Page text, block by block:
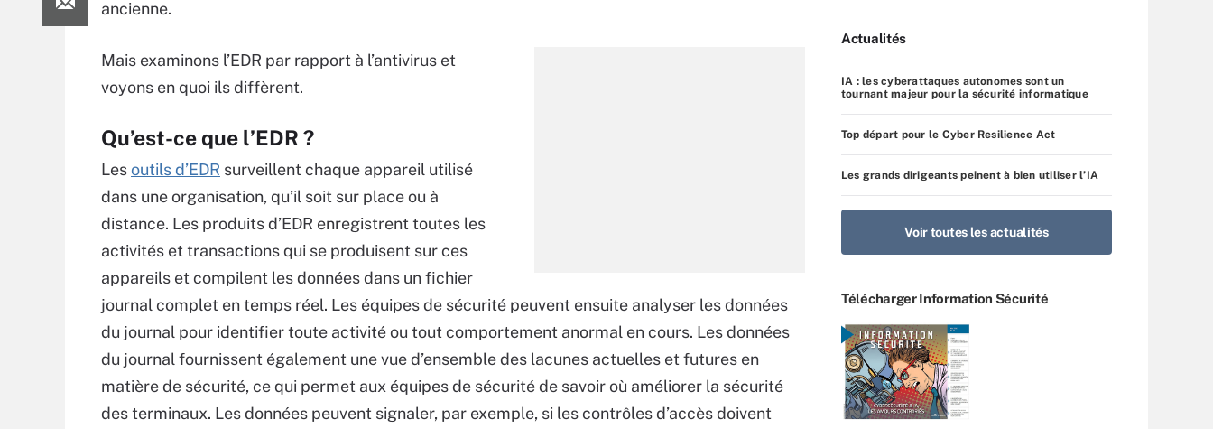
ancienne.
Mais examinons l’EDR par rapport à l’antivirus et
voyons en quoi ils diffèrent.
Qu’est-ce que l’EDR ?
Lesoutils d’EDR surveillent chaque appareil utilisé
dans une organisation, qu’il soit sur place ou à
distance. Les produits d’EDR enregistrent toutes les
activités et transactions qui se produisent sur ces
appareils et compilent les données dans un fichier
journal complet en temps réel. Les équipes de sécurité peuvent ensuite analyser les données
du journal pour identifier toute activité ou tout comportement anormal en cours. Les données
du journal fournissent également une vue d’ensemble des lacunes actuelles et futures en
matière de sécurité, ce qui permet aux équipes de sécurité de savoir où améliorer la sécurité
des terminaux. Les données peuvent signaler, par exemple, si les contrôles d’accès doivent
Actualités
IA : les cyberattaques autonomes sont un
tournant majeur pour la sécurité informatique
Top départ pour le Cyber Resilience Act
Les grands dirigeants peinent à bien utiliser l’IA
Voir toutes les actualités
Télécharger Information Sécurité